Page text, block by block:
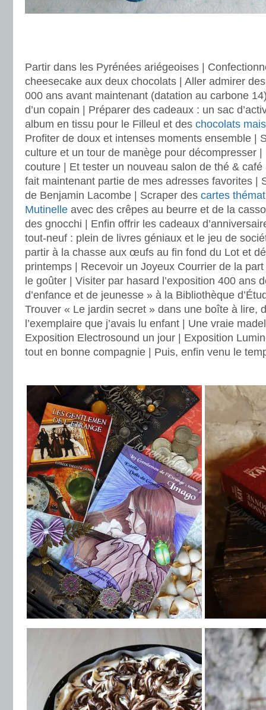
Partir dans les Pyrénées ariégeoises |
cheesecake aux deux chocolats | Aller admirer
000 ans avant maintenant (datation au carbone
d’un copain | Préparer des cadeaux : un sac
album en tissu pour le Filleul et des chocolats
Profiter de doux et intenses moments ensemble |
culture et un tour de manège pour décompresser
couture | Et tester un nouveau salon de thé &
fait maintenant partie de mes adresses favorites |
de Benjamin Lacombe | Scraper des cartes
Mutinelle avec des crêpes au beurre et de la
des gnocchi | Enfin offrir les cadeaux
tout-neuf : plein de livres géniaux et le jeu de
partir à la chasse aux œufs au fin fond du Lot et
printemps | Recevoir un Joyeux Courrier de la
le goûter | Visiter par hasard l’exposition 400 ans
d’enfance et de jeunesse » à la Bibliothèque
Trouver « Le jardin secret » dans une boîte à lire,
l’exemplaire que j’avais lu enfant | Une vraie
Exposition Electrosound un jour | Exposition
tout en bonne compagnie | Puis, enfin venu le